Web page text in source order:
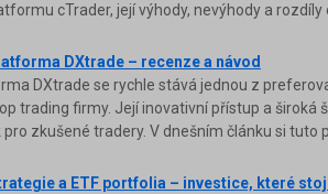
cTrader, její výhody, nevýhody a
DXtrade – recenze a návod
DXtrade se rychle stává jednou z
trading firmy. Její inovativní přístup a široká
pro zkušené tradery. V dnešním článku si
a ETF portfolia – investice, které